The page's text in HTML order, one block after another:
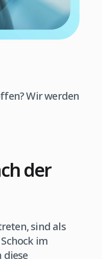
Wir werden
der
sind als
im
diese